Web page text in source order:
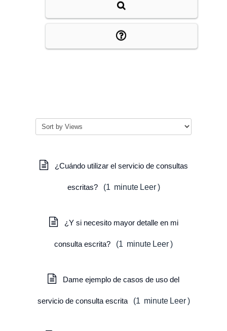
¿Cuándo utilizar el servicio de consultas
escritas? (1 minute Leer )
¿Y si necesito mayor detalle en mi
consulta escrita? (1 minute Leer)
Dame ejemplo de casos de uso del
servicio de consulta escrita (1 minute Leer )